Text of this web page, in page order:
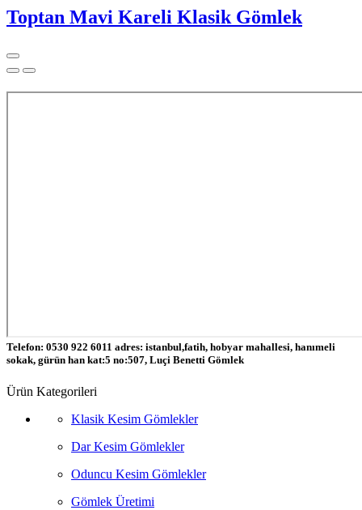
Toptan Mavi Kareli Klasik Gömlek
Telefon: 0530 922 6011 adres: istanbul,fatih, hobyar mahallesi, hanımeli
sokak, gürün han kat:5 no:507, Luçi Benetti Gömlek
Ürün Kategorileri
Klasik Kesim Gömlekler
Dar Kesim Gömlekler
Oduncu Kesim Gömlekler
Gömlek Üretimi